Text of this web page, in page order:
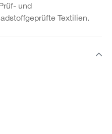
und
Textilien.